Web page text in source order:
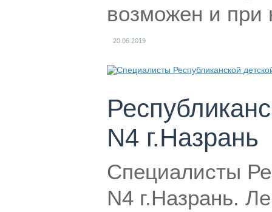
возможен и при
20.06.2019
N4 г.Назрань
Специалисты
N4 г.Назрань.